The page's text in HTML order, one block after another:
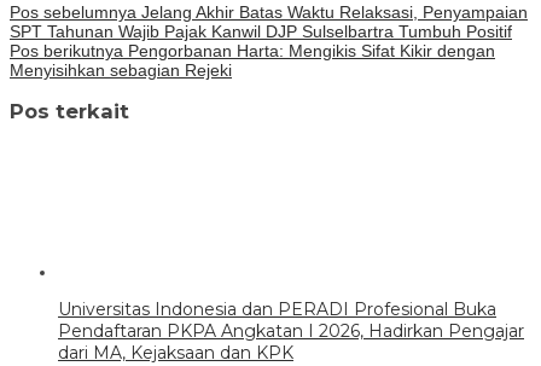
Pos sebelumnya Jelang Akhir Batas Waktu Relaksasi, Penyampaian
SPT Tahunan Wajib Pajak Kanwil DJP Sulselbartra Tumbuh Positif
Pos berikutnya Pengorbanan Harta: Mengikis Sifat Kikir dengan
Menyisihkan sebagian Rejeki
Pos terkait
Universitas Indonesia dan PERADI Profesional Buka
Pendaftaran PKPA Angkatan I 2026, Hadirkan Pengajar
dari MA, Kejaksaan dan KPK